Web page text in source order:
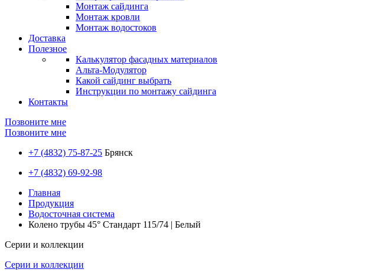
Монтаж сайдинга
Монтаж кровли
Монтаж водостоков
Доставка
Полезное
Калькулятор фасадных материалов
Альта-Модулятор
Какой сайдинг выбрать
Инструкции по монтажу сайдинга
Контакты
Позвоните мне
Позвоните мне
+7 (4832) 75-87-25 Брянск
+7 (4832) 69-92-98
Главная
Продукция
Водосточная система
Колено трубы 45° Стандарт 115/74 | Белый
Серии и коллекции
Серии и коллекции